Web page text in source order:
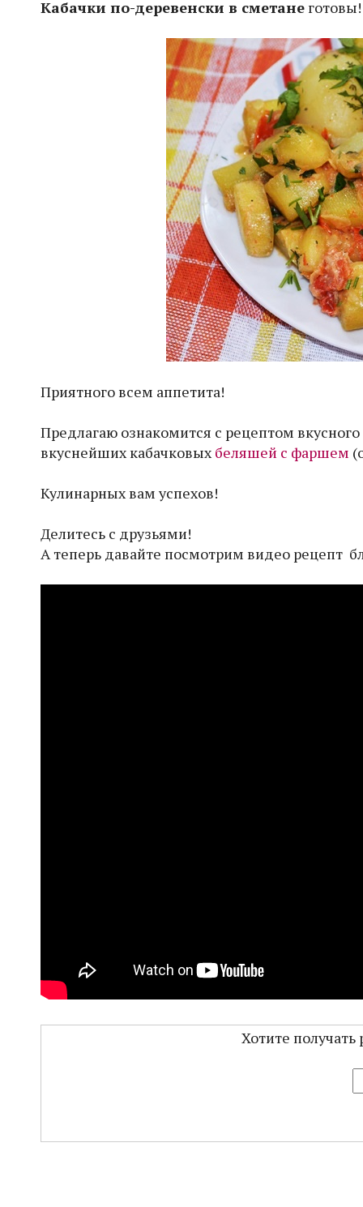
Кабачки по-деревенски в сметане готовы!
Приятного всем аппетита!
Предлагаю ознакомится с рецептом
вкуснейших кабачковых беляшей с фаршем
Кулинарных вам успехов!
Делитесь с друзьями!
А теперь давайте посмотрим видео рецепт
Хотите